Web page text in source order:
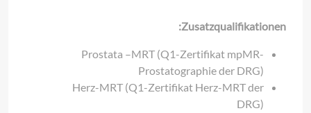
Zusatzqualifikationen:
Prostata –MRT (Q1-Zertifikat mpMR-
Prostatographie der DRG)
Herz-MRT (Q1-Zertifikat Herz-MRT der
DRG)